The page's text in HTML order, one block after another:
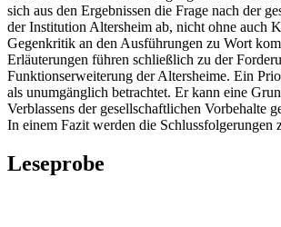
sich aus den Ergebnissen die Frage nach der
der Institution Altersheim ab, nicht ohne auch
Gegenkritik an den Ausführungen zu Wort
Erläuterungen führen schließlich zu der
Funktionserweiterung der Altersheime. Ein
als unumgänglich betrachtet. Er kann eine
Verblassens der gesellschaftlichen Vorbehalte
In einem Fazit werden die Schlussfolgerungen
Leseprobe